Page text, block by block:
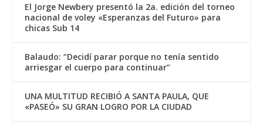
El Jorge Newbery presentó la 2a. edición del torneo
nacional de voley «Esperanzas del Futuro» para
chicas Sub 14
Balaudo: “Decidí parar porque no tenía sentido
arriesgar el cuerpo para continuar”
UNA MULTITUD RECIBIÓ A SANTA PAULA, QUE
«PASEÓ» SU GRAN LOGRO POR LA CIUDAD